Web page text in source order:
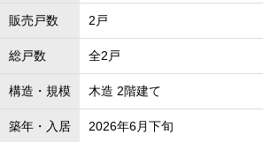
販売戸数 2戸
総戸数 全2戸
構造・規模 木造 2階建て
築年・入居 2026年6月下旬